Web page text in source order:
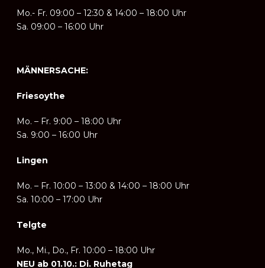
Mo.- Fr. 09:00 – 12:30 & 14:00– 18:00 Uhr
Sa. 09:00 – 16:00 Uhr
MÄNNERSACHE:
Friesoythe
Mo. – Fr. 9:00 – 18:00 Uhr
Sa. 9:00 – 16:00 Uhr
Lingen
Mo. – Fr. 10:00 – 13:00 & 14:00 – 18:00 Uhr
Sa. 10:00 – 17:00 Uhr
Telgte
Mo., Mi., Do., Fr. 10:00 – 18:00 Uhr
NEU ab 01.10.: Di. Ruhetag